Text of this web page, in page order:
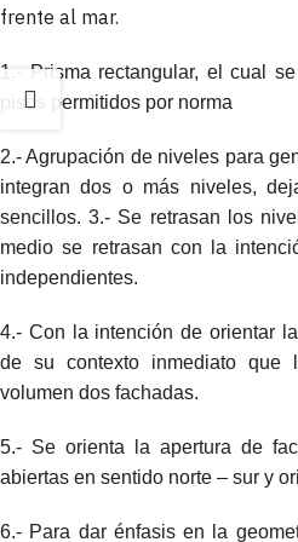
frente al mar.
1.- Prisma rectangular, el cual
pisos permitidos por norma
2.- Agrupación de niveles para
integran dos o más niveles,
sencillos. 3.- Se retrasan los
medio se retrasan con la
independientes.
4.- Con la intención de orientar
de su contexto inmediato
volumen dos fachadas.
5.- Se orienta la apertura de
abiertas en sentido norte – sur y
6.- Para dar énfasis en la